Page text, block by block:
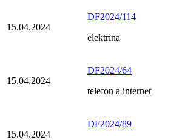
15.04.2024
DF2024/114
elektrina
15.04.2024
DF2024/64
telefon a internet
15.04.2024
DF2024/89